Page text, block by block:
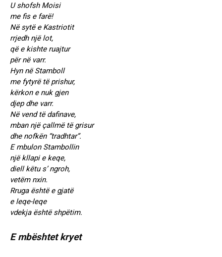
U shofsh Moisi
me fis e farë!
Në sytë e Kastriotit
rrjedh një lot,
që e kishte ruajtur
për në varr.
Hyn në Stamboll
me fytyrë të prishur,
kërkon e nuk gjen
djep dhe varr.
Në vend të dafinave,
mban një çallmë të grisur
dhe nofkën “tradhtar”.
E mbulon Stambollin
një kllapi e keqe,
diell këtu s’ ngroh,
vetëm nxin.
Rruga është e gjatë
e leqe-leqe
vdekja është shpëtim.
E mbështet kryet